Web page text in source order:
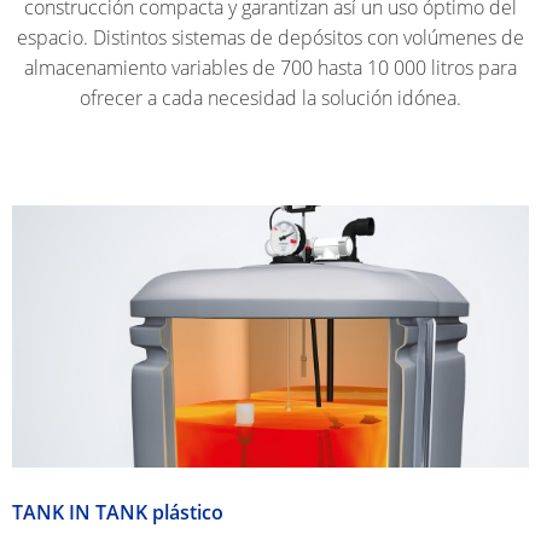
PARA
SUELO
RADIANTE
R50
LISO
VARI-
TAKK
PRO
SISTEMA
DE
ROLLO
DE
TELA
PANEL
SISTEMA
DE
SIMPLE
PARED
AQUAMÓVIL
construcción compacta y garantizan así un uso óptimo del
espacio. Distintos sistemas de depósitos con volúmenes de
almacenamiento variables de 700 hasta 10 000 litros para
ofrecer a cada necesidad la solución idónea.
TANK IN TANK plástico